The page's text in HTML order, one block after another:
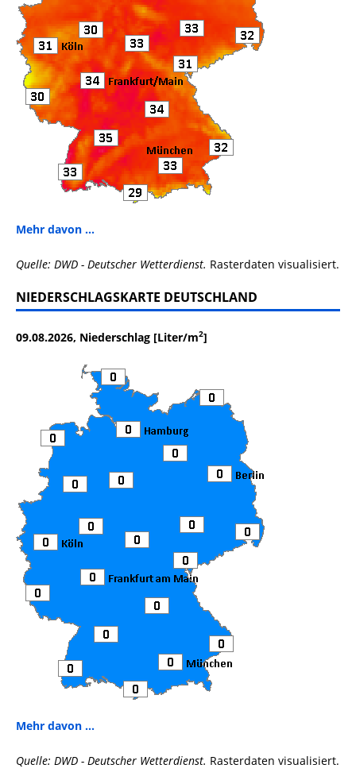
Mehr davon ...
Quelle: DWD - Deutscher Wetterdienst. Rasterdaten visualisiert.
NIEDERSCHLAGSKARTE DEUTSCHLAND
09.08.2026, Niederschlag [Liter/m2]
Mehr davon ...
Quelle: DWD - Deutscher Wetterdienst. Rasterdaten visualisiert.